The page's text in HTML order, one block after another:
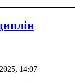
14:07